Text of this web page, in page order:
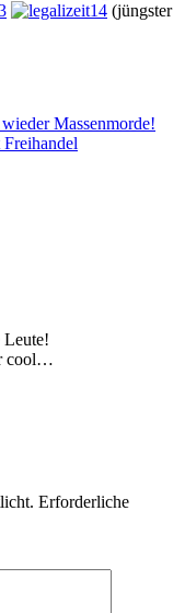
(jüngster
Massenmorde!
Leute!
cool…
Erforderliche